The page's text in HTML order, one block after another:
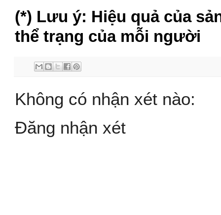
(*) Lưu ý: Hiệu quả của
thể trạng của mỗi người
Không có nhận xét nào:
Đăng nhận xét